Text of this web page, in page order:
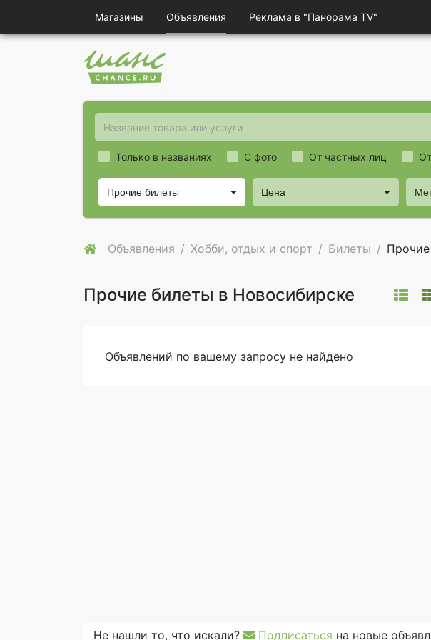
Магазины Объявления Реклама в "Панорама TV"
Только в названиях
Прочие билеты Цена
С фото От частных лиц
Объявления Хобби, отдых и спорт Билеты
Прочие билеты в Новосибирске
Объявлений по вашему запросу не найдено
Не нашли то, что искали? Подписаться на новые